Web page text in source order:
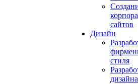
сайтов
Дизайн
стиля